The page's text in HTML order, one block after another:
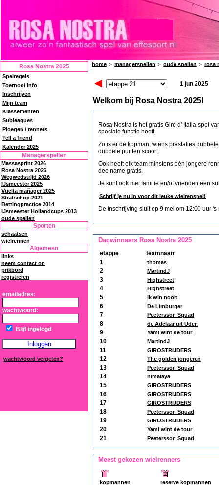
Rosa Nostra 2025
Spelregels
Toernooi info
Inschrijven
Mijn team
Klassementen
Subleagues
Ploegen / renners
Tell a friend
Kalender 2025
Managerspellen
Massasprint 2026
Rosa Nostra 2026
Wegwedstrijd 2026
IJsmeester 2025
Vuelta mañager 2025
Strafschop 2021
Bettingpractice 2014
IJsmeester Hollandcups 2013
oude spellen
Sporten
schaatsen
wielrennen
Algemeen
links
neem contact op
prikbord
registreren
emailadres:
wachtwoord:
Blijf ingelogd
wachtwoord vergeten?
home > managerspellen > oude spellen > rosa
1 jun 2025
Welkom bij Rosa Nostra 2025!
Rosa Nostra is het gratis Giro d' Italia-spel
speciale functie heeft.
Zo is er de kopman, wiens prestaties
dubbele punten scoort.
Ook heeft elk team minstens één jongere
deelname gratis.
Je kunt ook met familie en/of vrienden een
Schrijf je nu in voor dit leuke wielrenspel!
De inschrijving sluit op 9 mei om 12:00 uur 's
Dagwinnaars Rosa Nostra 2025
etappe
teamnaam
1
thomas
2 MartindJ
3 Highstreet
4 Highstreet
5 Ik win nooit
6 De Limburger
7 Peetersson Squad
8 de Adelaar uit Uden
9 Yami wint de tour
10 MartindJ
11 GIROSTRIJDERS
12 The golden jongeren
13 Peetersson Squad
14 himalaya
15 GIROSTRIJDERS
16 GIROSTRIJDERS
17 GIROSTRIJDERS
18 Peetersson Squad
19 GIROSTRIJDERS
20 Yami wint de tour
21 Peetersson Squad
Meest gekozen wielrenners
kopmannen reserve kopmannen